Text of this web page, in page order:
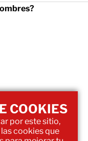
COOKIES
por este sitio,
cookies que